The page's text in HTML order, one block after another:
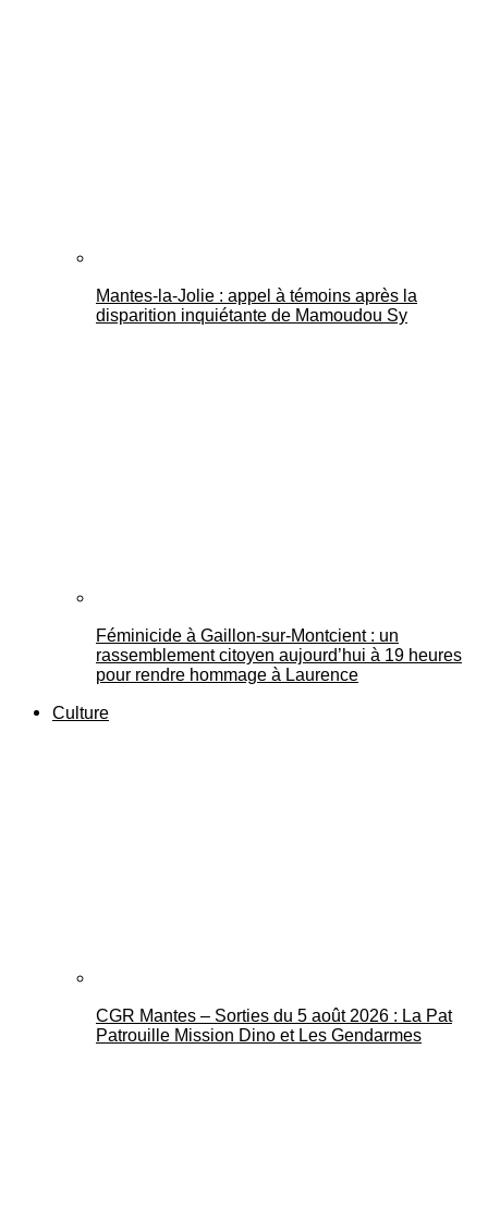
Mantes-la-Jolie : appel à témoins après la
disparition inquiétante de Mamoudou Sy
Féminicide à Gaillon‑sur‑Montcient : un
rassemblement citoyen aujourd’hui à 19 heures
pour rendre hommage à Laurence
Culture
CGR Mantes – Sorties du 5 août 2026 : La Pat
Patrouille Mission Dino et Les Gendarmes